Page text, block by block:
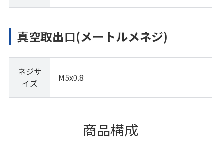
真空取出口(メートルメネジ)
ネジサ
イズ
M5x0.8
商品構成